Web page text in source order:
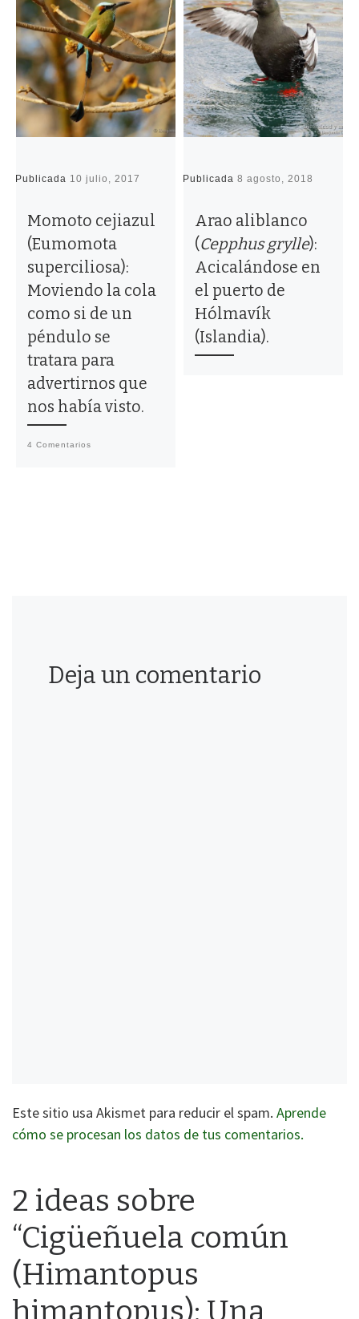
Publicada 10 julio, 2017
Momoto cejiazul
(Eumomota
superciliosa):
Moviendo la cola
como si de un
péndulo se
tratara para
advertirnos que
nos había visto.
4 Comentarios
Publicada8 agosto, 2018
Arao aliblanco
(Cepphus grylle):
Acicalándose en
el puerto de
Hólmavík
(Islandia).
Deja un comentario
Este sitio usa Akismet para reducir el spam. Aprende
cómo se procesan los datos de tus comentarios.
2 ideas sobre
“Cigüeñuela común
(Himantopus
himantopus): Una